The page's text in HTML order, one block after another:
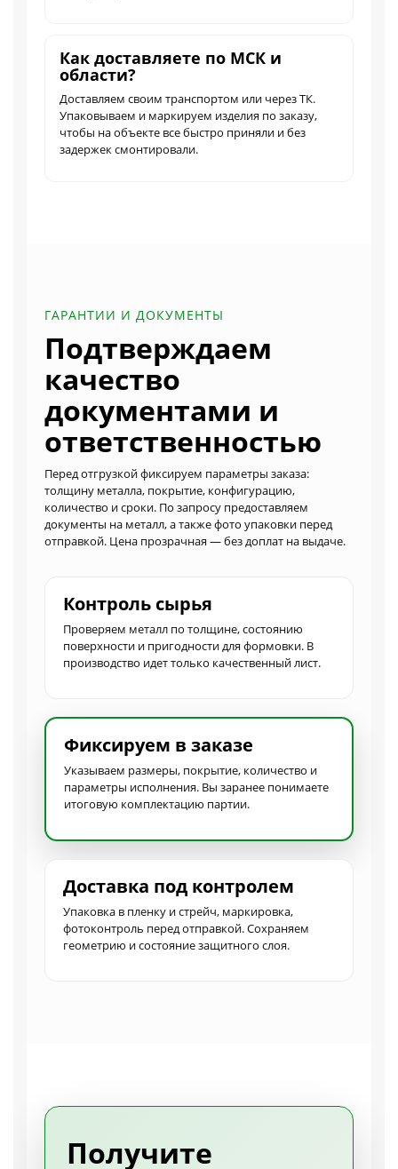
Как доставляете по МСК и
области?
Доставляем своим транспортом или через ТК.
Упаковываем и маркируем изделия по заказу,
чтобы на объекте все быстро приняли и без
задержек смонтировали.
ГАРАНТИИ И ДОКУМЕНТЫ
Подтверждаем
качество
документами и
ответственностью
Перед отгрузкой фиксируем параметры заказа:
толщину металла, покрытие, конфигурацию,
количество и сроки. По запросу предоставляем
документы на металл, а также фото упаковки перед
отправкой. Цена прозрачная — без доплат на выдаче.
Контроль сырья
Проверяем металл по толщине, состоянию
поверхности и пригодности для формовки. В
производство идет только качественный лист.
Фиксируем в заказе
Указываем размеры, покрытие, количество и
параметры исполнения. Вы заранее понимаете
итоговую комплектацию партии.
Доставка под контролем
Упаковка в пленку и стрейч, маркировка,
фотоконтроль перед отправкой. Сохраняем
геометрию и состояние защитного слоя.
Получите